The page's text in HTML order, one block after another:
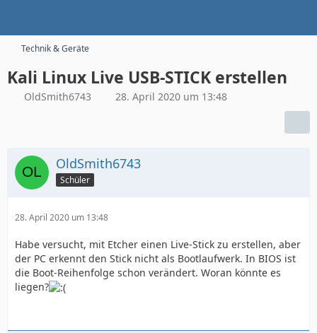
Technik & Geräte
Kali Linux Live USB-STICK erstellen
OldSmith6743 28. April 2020 um 13:48
OldSmith6743
Schüler
28. April 2020 um 13:48
Habe versucht, mit Etcher einen Live-Stick zu erstellen, aber
der PC erkennt den Stick nicht als Bootlaufwerk. In BIOS ist
die Boot-Reihenfolge schon verändert. Woran könnte es
liegen?